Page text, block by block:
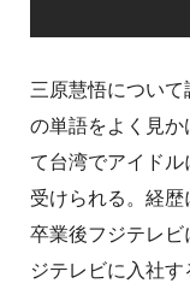
三原慧悟について
の単語をよく見か
て台湾でアイド
受けられる。経
卒業後フジテレビ
ジテレビに入社